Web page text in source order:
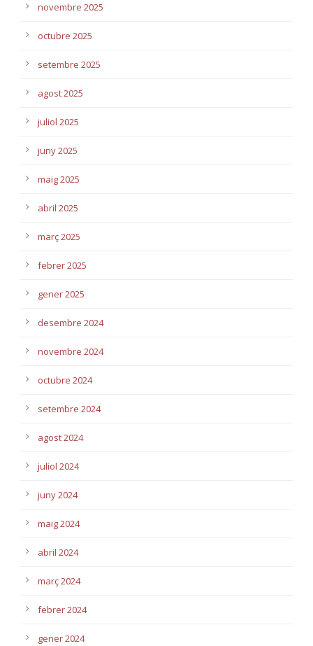
novembre 2025
octubre 2025
setembre 2025
agost 2025
juliol 2025
juny 2025
maig 2025
abril 2025
març 2025
febrer 2025
gener 2025
desembre 2024
novembre 2024
octubre 2024
setembre 2024
agost 2024
juliol 2024
juny 2024
maig 2024
abril 2024
març 2024
febrer 2024
gener 2024